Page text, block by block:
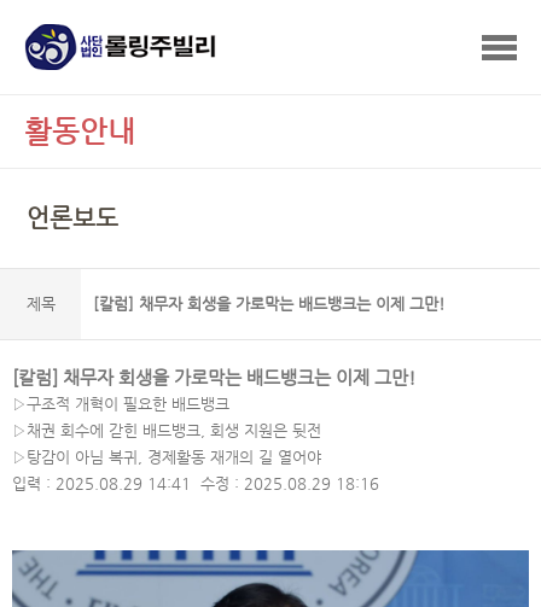
활동안내
언론보도
제목 [칼럼] 채무자 회생을 가로막는 배드뱅크는 이제 그만!
[칼럼] 채무자 회생을 가로막는 배드뱅크는 이제 그만!
▷구조적 개혁이 필요한 배드뱅크
▷채권 회수에 갇힌 배드뱅크, 회생 지원은 뒷전
▷탕감이 아님 복귀, 경제활동 재개의 길 열어야
입력 : 2025.08.29 14:41 수정 : 2025.08.29 18:16